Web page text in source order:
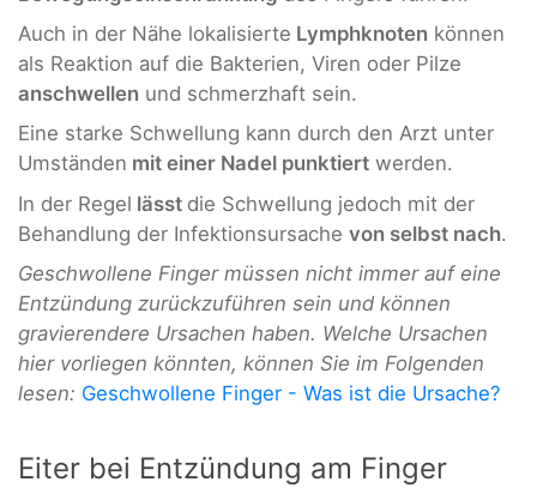
Auch in der Nähe lokalisierte Lymphknoten können
als Reaktion auf die Bakterien, Viren oder Pilze
anschwellen und schmerzhaft sein.
Eine starke Schwellung kann durch den Arzt unter
Umständen mit einer Nadel punktiert werden.
In der Regel lässt die Schwellung jedoch mit der
Behandlung der Infektionsursache von selbst nach.
Geschwollene Finger müssen nicht immer auf eine
Entzündung zurückzuführen sein und können
gravierendere Ursachen haben. Welche Ursachen
hier vorliegen könnten, können Sie im Folgenden
lesen: Geschwollene Finger - Was ist die Ursache?
Eiter bei Entzündung am Finger